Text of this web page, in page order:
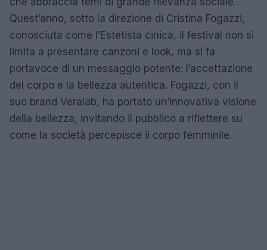
Quest’anno, sotto la direzione di Cristina Fogazzi,
conosciuta come l’Estetista cinica, il festival non si
limita a presentare canzoni e look, ma si fa
portavoce di un messaggio potente: l’accettazione
del corpo e la bellezza autentica. Fogazzi, con il
suo brand Veralab, ha portato un’innovativa visione
della bellezza, invitando il pubblico a riflettere su
come la società percepisce il corpo femminile.